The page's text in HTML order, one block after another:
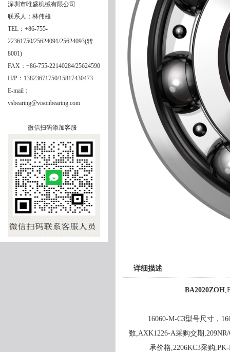
深圳市唯盛机械有限公司
联系人：林伟雄
TEL：+86-755-
22361750/25624091/25624093(转
8001)
FAX：+86-755-22140284/25624590
H/P：13823671750/15817430473
E-mail：
vsbearing@visonbearing.com
微信扫码添加客服
详细描述
BA2020ZOH
16060-M-C3型号尺寸，
数,AXK1226-A采购交期
承价格,2206KC3采购